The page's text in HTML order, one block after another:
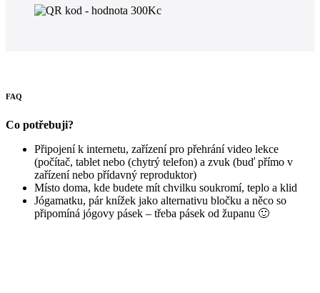
FAQ
Co potřebuji?
Připojení k internetu, zařízení pro přehrání video lekce
(počítač, tablet nebo (chytrý telefon) a zvuk (buď přímo v
zařízení nebo přídavný reproduktor)
Místo doma, kde budete mít chvilku soukromí, teplo a klid
Jógamatku, pár knížek jako alternativu bločku a něco so
připomíná jógovy pásek – třeba pásek od županu 🙂